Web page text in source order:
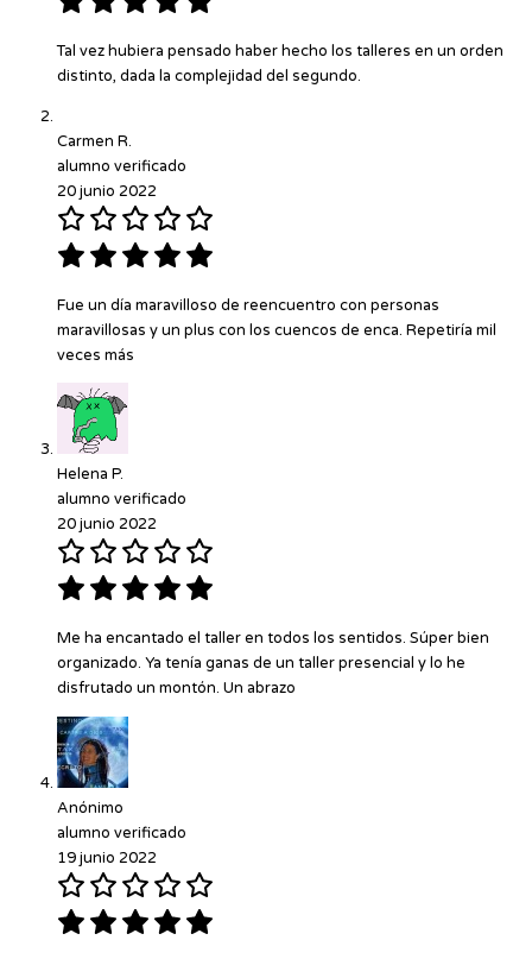
Tal vez hubiera pensado haber hecho los talleres en un orden
distinto, dada la complejidad del segundo.
Carmen R.
alumno verificado
20 junio 2022
Fue un día maravilloso de reencuentro con personas
maravillosas y un plus con los cuencos de enca. Repetiría mil
veces más
Helena P.
alumno verificado
20 junio 2022
Me ha encantado el taller en todos los sentidos. Súper bien
organizado. Ya tenía ganas de un taller presencial y lo he
disfrutado un montón. Un abrazo
Anónimo
alumno verificado
19 junio 2022